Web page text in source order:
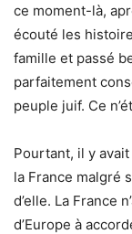
ce moment-là,
écouté les
famille et passé
parfaitement
peuple juif. Ce
Pourtant, il y
la France malgré
d’elle. La France
d’Europe à